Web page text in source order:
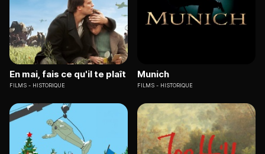
En mai, fais ce qu'il te plaît
FILMS HISTORIQUE
Munich
FILMS HISTORIQUE